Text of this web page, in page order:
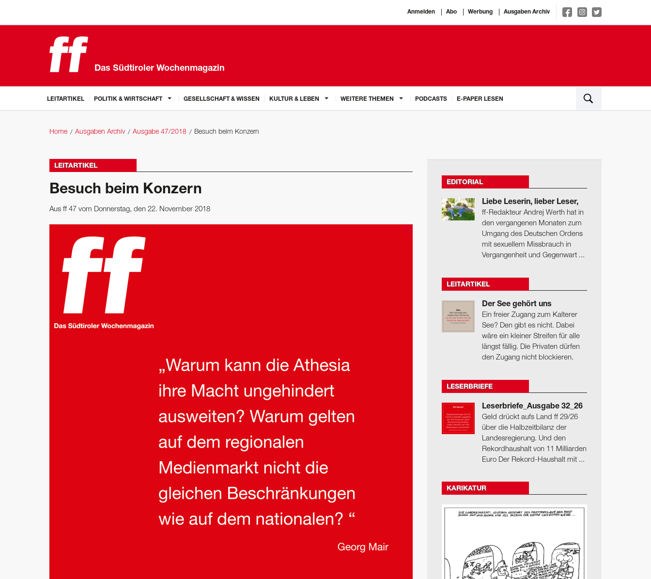
Anmelden Abo Werbung Ausgaben Archiv
Das Südtiroler Wochenmagazin
LEITARTIKEL POLITIK & WIRTSCHAFT GESELLSCHAFT & WISSEN KULTUR & LEBEN WEITERE THEMEN PODCASTS E-PAPER LESEN
Home Ausgaben Archiv Ausgabe 47/2018 Besuch beim Konzern
LEITARTIKEL
Besuch beim Konzern
Aus ff 47 vom Donnerstag, den 22. November 2018
EDITORIAL
Liebe Leserin, lieber Leser,
ff-Redakteur Andrej Werth hat in
den vergangenen Monaten zum
Umgang des Deutschen Ordens
mit sexuellem Missbrauch in
Vergangenheit und Gegenwart ...
LEITARTIKEL
Der See gehört uns
Ein freier Zugang zum Kalterer
See? Den gibt es nicht. Dabei
wäre ein kleiner Streifen für alle
längst fällig. Die Privaten dürfen
den Zugang nicht blockieren.
LESERBRIEFE
Leserbriefe_Ausgabe 32_26
Geld drückt aufs Land ff 29/26
über die Halbzeitbilanz der
Landesregierung. Und den
Rekordhaushalt von 11 Milliarden
Euro Der Rekord-Haushalt mit ...
KARIKATUR